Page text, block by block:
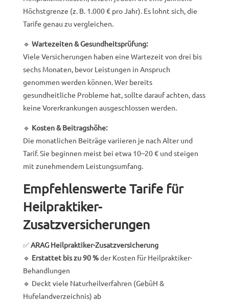
Höchstgrenze (z. B. 1.000 € pro Jahr). Es lohnt sich, die
Tarife genau zu vergleichen.
🔹 Wartezeiten & Gesundheitsprüfung:
Viele Versicherungen haben eine Wartezeit von drei bis
sechs Monaten, bevor Leistungen in Anspruch
genommen werden können. Wer bereits
gesundheitliche Probleme hat, sollte darauf achten, dass
keine Vorerkrankungen ausgeschlossen werden.
🔹 Kosten & Beitragshöhe:
Die monatlichen Beiträge variieren je nach Alter und
Tarif. Sie beginnen meist bei etwa 10–20 € und steigen
mit zunehmendem Leistungsumfang.
Empfehlenswerte Tarife für
Heilpraktiker-
Zusatzversicherungen
✅ARAG Heilpraktiker-Zusatzversicherung
🔹 Erstattet bis zu 90 %der Kosten für Heilpraktiker-
Behandlungen
🔹 Deckt viele Naturheilverfahren (GebüH &
Hufelandverzeichnis) ab